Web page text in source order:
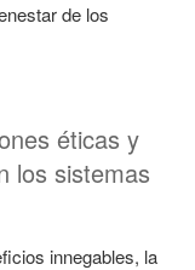
de los
éticas y
los sistemas
innegables, la